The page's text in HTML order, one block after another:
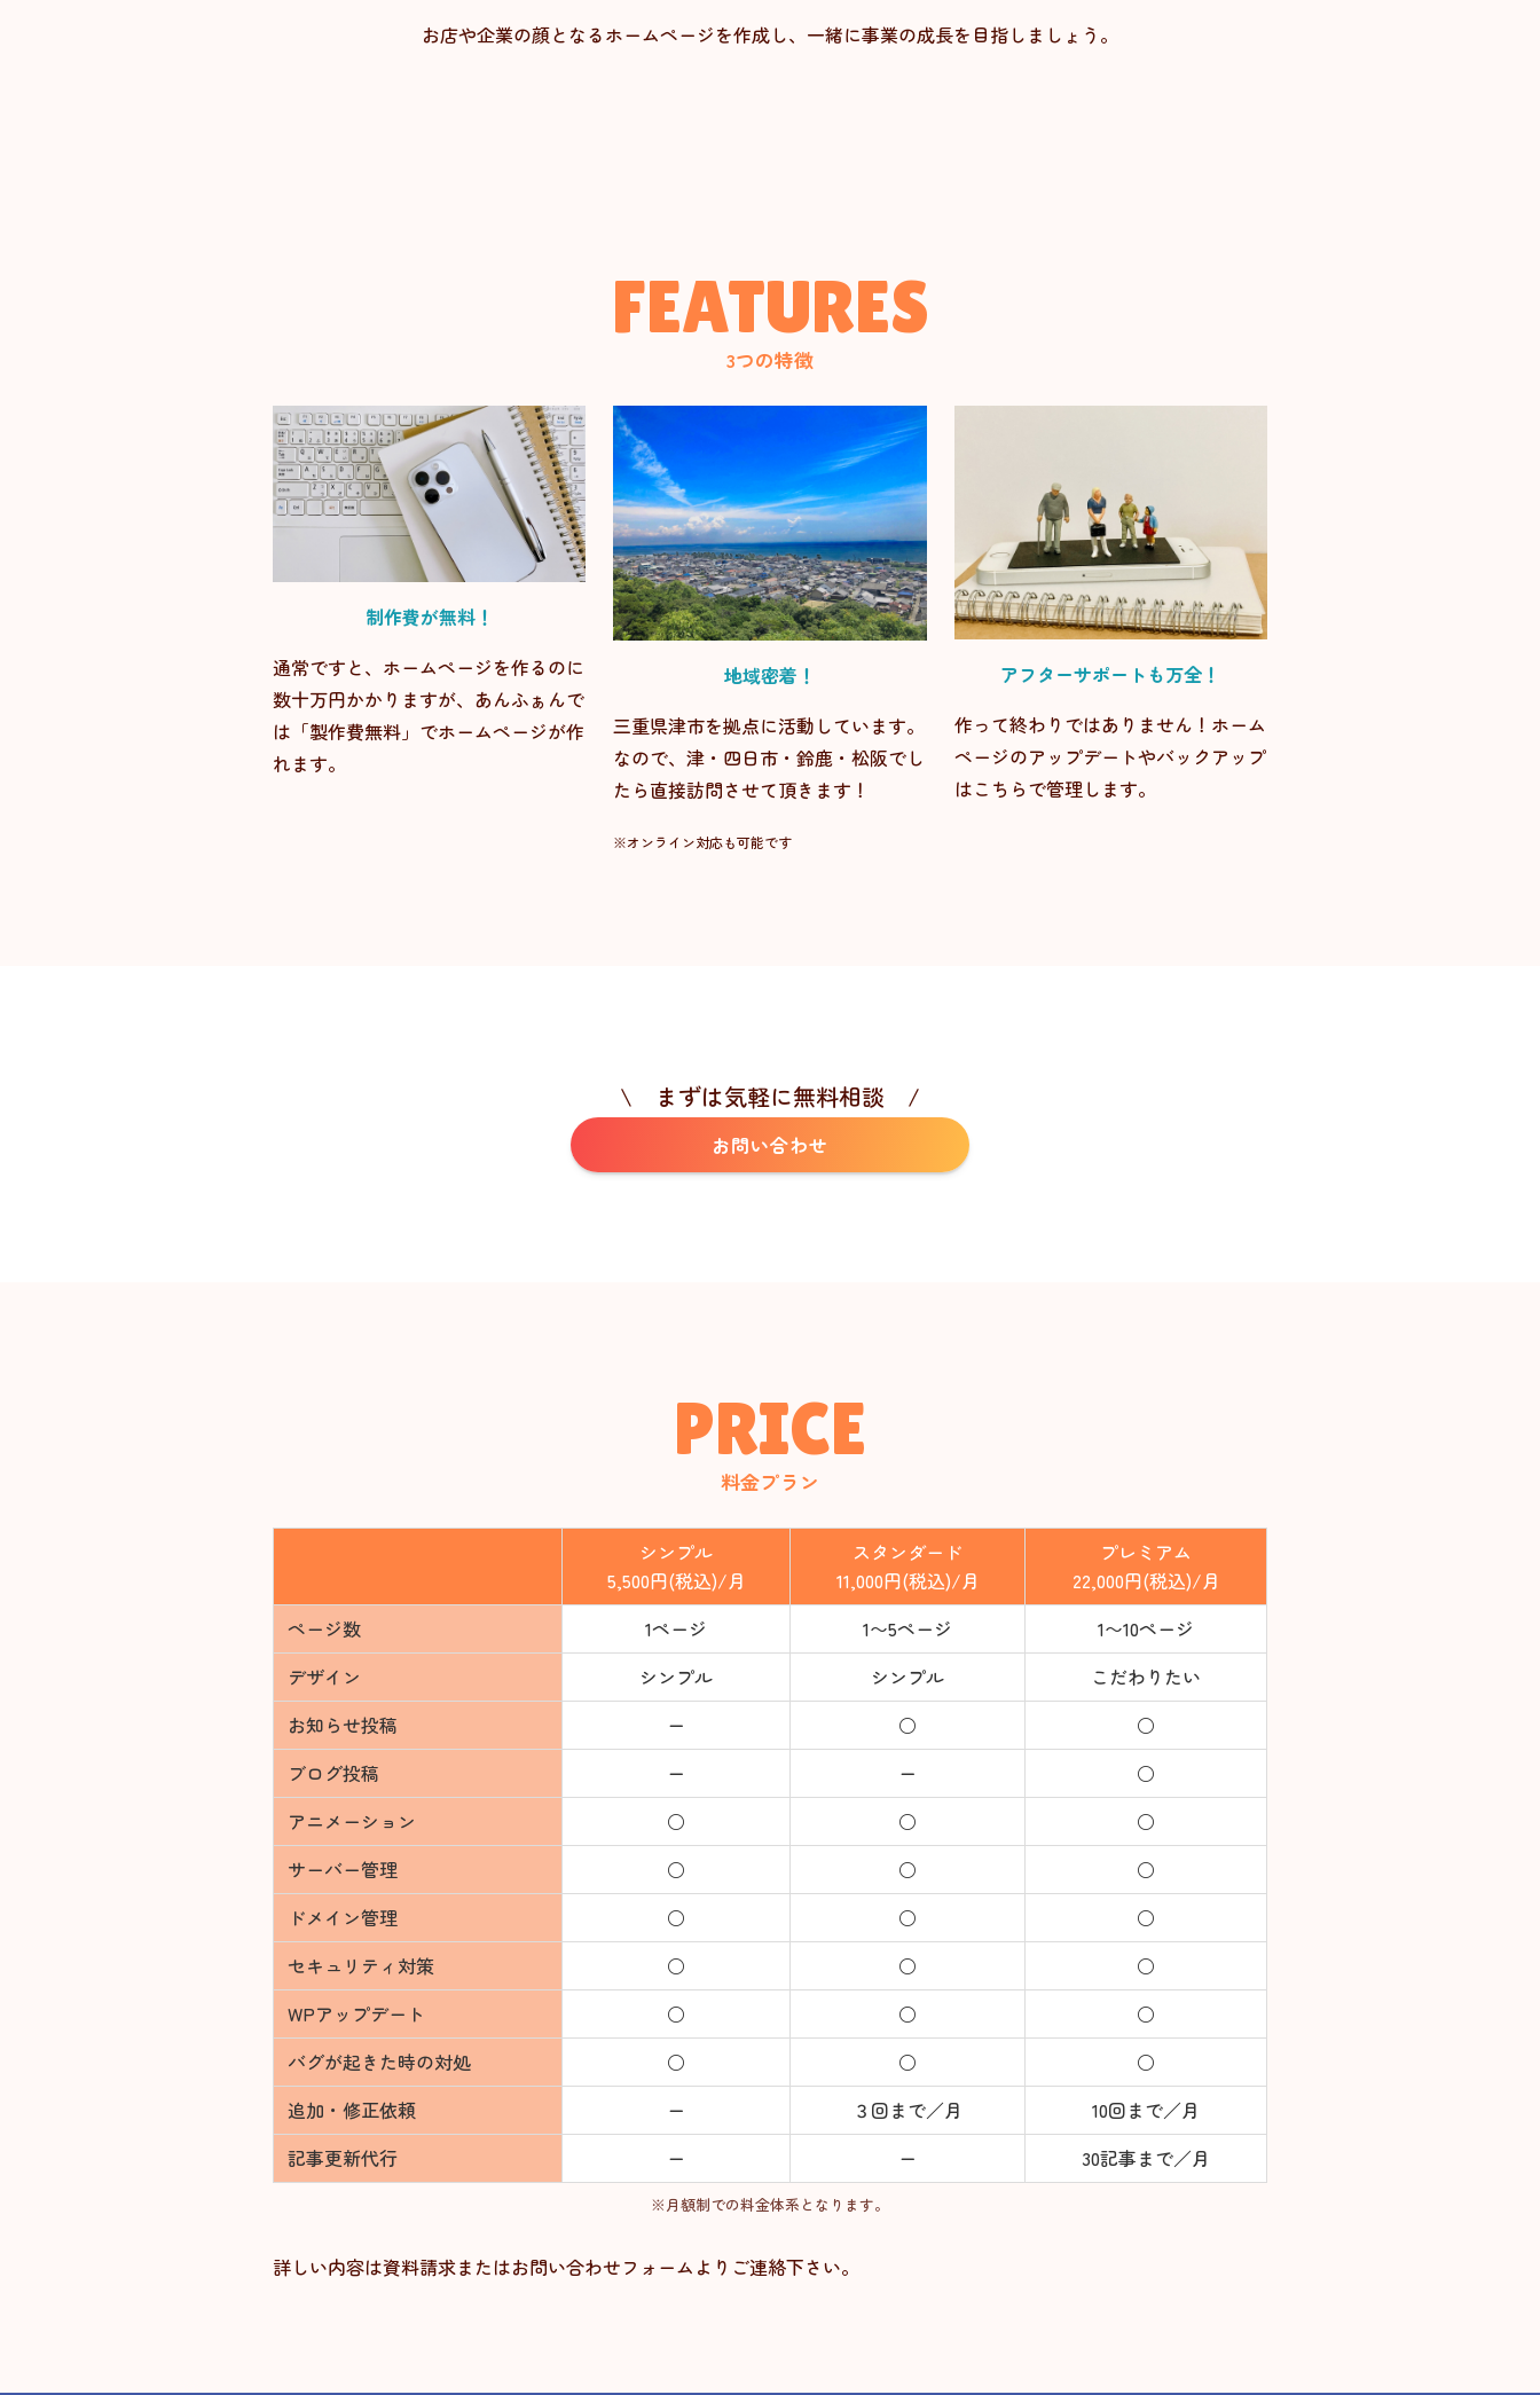
お店や企業の顔となるホームページを作成し、一緒に事業の成長を目指しましょう。
FEATURES
3つの特徴
制作費が無料！
通常ですと、ホームページを作るのに
数十万円かかりますが、あんふぁんで
は「製作費無料」でホームページが作
れます。
地域密着！
三重県津市を拠点に活動しています。
なので、津・四日市・鈴鹿・松阪でし
たら直接訪問させて頂きます！
※オンライン対応も可能です
アフターサポートも万全！
作って終わりではありません！ホーム
ページのアップデートやバックアップ
はこちらで管理します。
\ まずは気軽に無料相談 /
お問い合わせ
PRICE
料金プラン
シンプル
5,500円(税込)/月
スタンダード
11,000円(税込)/月
プレミアム
22,000円(税込)/月
ページ数
1ページ 1〜5ページ
1〜10ページ
デザイン
シンプル シンプル
こだわりたい
お知らせ投稿
ー ○
○
ブログ投稿
ー ー
○
アニメーション
○ ○
○
サーバー管理
○ ○
○
ドメイン管理
○ ○
○
セキュリティ対策
○ ○
○
WPアップデート
○ ○
○
バグが起きた時の対処
○ ○
○
追加・修正依頼
ー ３回まで／月
10回まで／月
記事更新代行
ー ー 30記事まで／月
※月額制での料金体系となります。
詳しい内容は資料請求またはお問い合わせフォームよりご連絡下さい。